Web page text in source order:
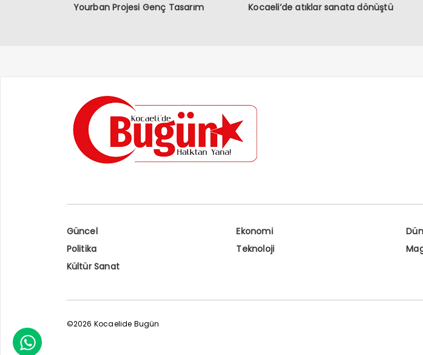
Yourban Projesi Genç Tasarım Kocaeli’de atıklar sanata dönüştü
Güncel Ekonomi
Politika
Teknoloji
Kültür Sanat
©2026 Kocaelide Bugün
